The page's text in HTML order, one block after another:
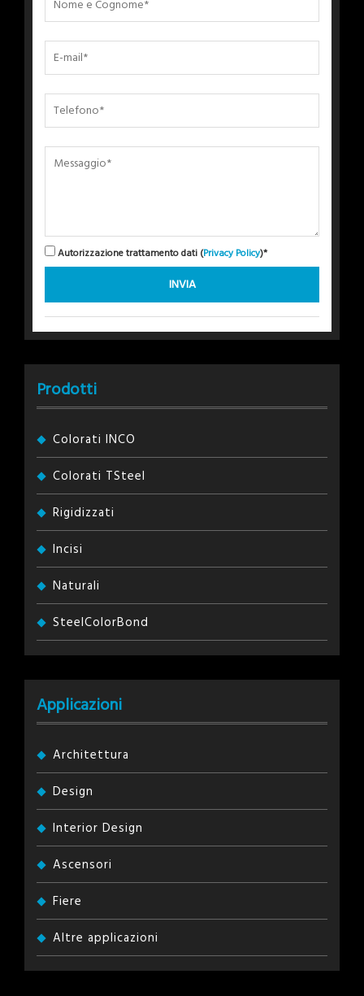
Autorizzazione trattamento dati (Privacy Policy)*
Prodotti
Colorati INCO
Colorati TSteel
Rigidizzati
Incisi
Naturali
SteelColorBond
Applicazioni
Architettura
Design
Interior Design
Ascensori
Fiere
Altre applicazioni